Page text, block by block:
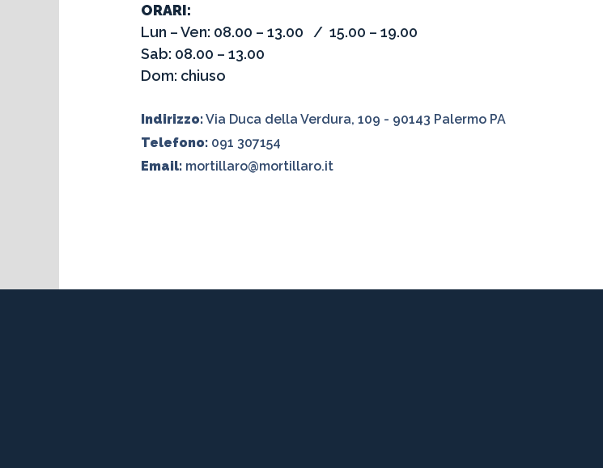
ORARI:
Lun – Ven: 08.00 – 13.00 / 15.00 – 19.00
Sab: 08.00 – 13.00
Dom: chiuso
Indirizzo:Via Duca della Verdura, 109 - 90143 Palermo PA
Telefono:091 307154
Email:mortillaro@mortillaro.it